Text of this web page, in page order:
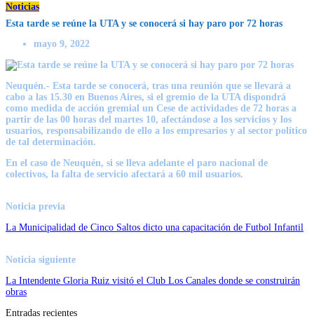
Noticias
Esta tarde se reúne la UTA y se conocerá si hay paro por 72 horas
mayo 9, 2022
Neuquén.- Esta tarde se conocerá, tras una reunión que se llevará a
cabo a las 15.30 en Buenos Aires, si el gremio de la UTA dispondrá
como medida de acción gremial un Cese de actividades de 72 horas a
partir de las 00 horas del martes 10, afectándose a los servicios y los
usuarios, responsabilizando de ello a los empresarios y al sector político
de tal determinación.
En el caso de Neuquén, si se lleva adelante el paro nacional de
colectivos, la falta de servicio afectará a 60 mil usuarios.
Noticia previa
La Municipalidad de Cinco Saltos dicto una capacitación de Futbol Infantil
Noticia siguiente
La Intendente Gloria Ruiz visitó el Club Los Canales donde se construirán
obras
Entradas recientes